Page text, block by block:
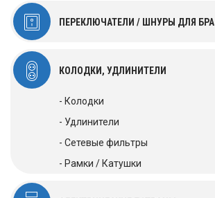
ПЕРЕКЛЮЧАТЕЛИ / ШНУРЫ ДЛЯ БРА
КОЛОДКИ, УДЛИНИТЕЛИ
- Колодки
- Удлинители
- Сетевые фильтры
- Рамки / Катушки